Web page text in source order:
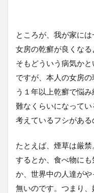
ところが、我が家に
女房の乾癬が良くな
そもどういう病気か
ですが、本人の女房
う１年以上乾癬で悩
難なくらいになって
考えているフシがある
たとえば、煙草は厳
するとか、食べ物に
か、世界中の人達が
無いのです。つまり、